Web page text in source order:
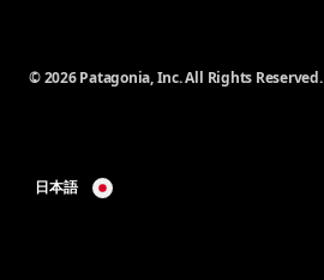
© 2026 Patagonia, Inc. All Rights Reserved.
日本語